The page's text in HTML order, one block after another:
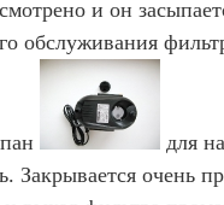
и он
обслуживания
для
Закрывается очень